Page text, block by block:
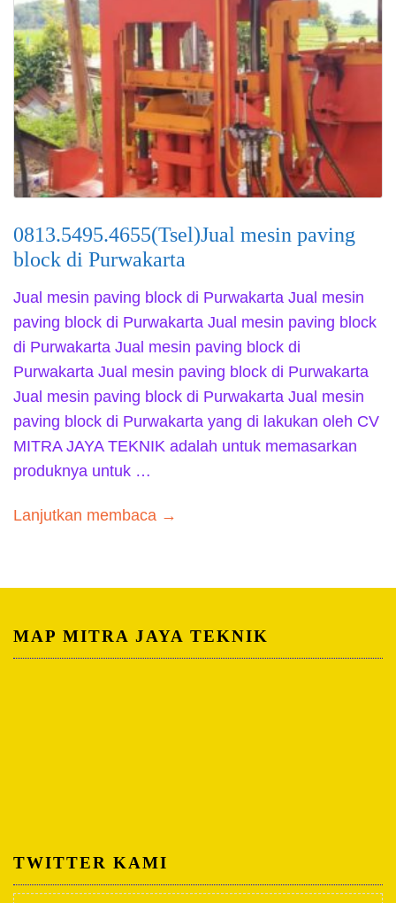
0813.5495.4655(Tsel)Jual mesin paving
block di Purwakarta
Jual mesin paving block di Purwakarta Jual mesin
paving block di Purwakarta Jual mesin paving block
di Purwakarta Jual mesin paving block di
Purwakarta Jual mesin paving block di Purwakarta
Jual mesin paving block di Purwakarta Jual mesin
paving block di Purwakarta yang di lakukan oleh CV
MITRA JAYA TEKNIK adalah untuk memasarkan
produknya untuk …
Lanjutkan membaca →
MAP MITRA JAYA TEKNIK
TWITTER KAMI